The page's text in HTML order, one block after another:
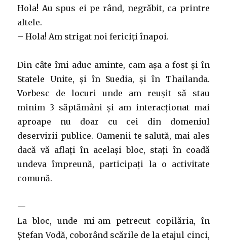
Hola! Au spus ei pe rând, negrăbit, ca printre
altele.
– Hola! Am strigat noi fericiți înapoi.
Din câte îmi aduc aminte, cam așa a fost și în
Statele Unite, și în Suedia, și în Thailanda.
Vorbesc de locuri unde am reușit să stau
minim 3 săptămâni și am interacționat mai
aproape nu doar cu cei din domeniul
deservirii publice. Oamenii te salută, mai ales
dacă vă aflați în același bloc, stați în coadă
undeva împreună, participați la o activitate
comună.
—
La bloc, unde mi-am petrecut copilăria, în
Ștefan Vodă, coborând scările de la etajul cinci,